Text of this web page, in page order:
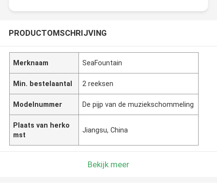
PRODUCTOMSCHRIJVING
Merknaam SeaFountain
Min. bestelaantal 2 reeksen
Modelnummer De pijp van de muziekschommeling
Plaats van herko
mst
Jiangsu, China
Bekijk meer